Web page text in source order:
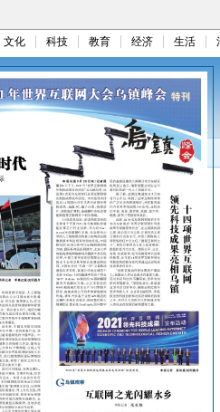
文化 科技 教育 经济 生活